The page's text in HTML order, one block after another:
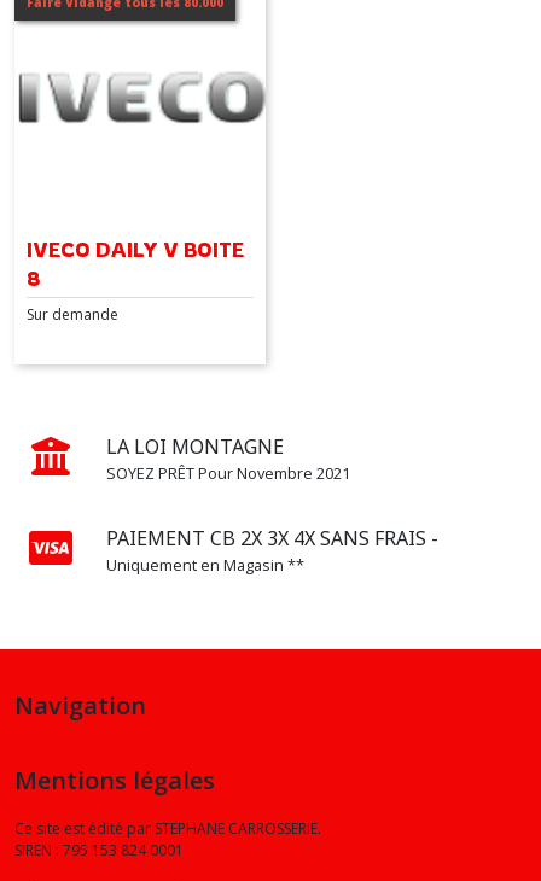
IVECO DAILY V BOITE
8
Sur demande
LA LOI MONTAGNE
SOYEZ PRÊT Pour Novembre 2021
PAIEMENT CB 2X 3X 4X SANS FRAIS -
Uniquement en Magasin **
Afficher
résultats
Navigation
Mentions légales
Ce site est édité par STEPHANE CARROSSERIE.
SIREN : 795 153 824 0001